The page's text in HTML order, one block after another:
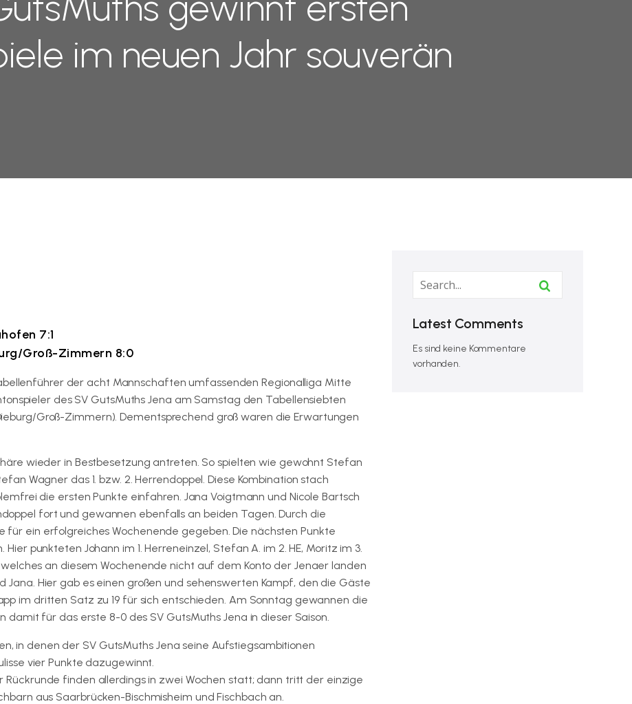
im neuen Jahr souverän
7:1
Groß-Zimmern 8:0
der acht Mannschaften umfassenden Regionalliga Mitte
des SV GutsMuths Jena am Samstag den Tabellensiebten
Groß-Zimmern). Dementsprechend groß waren die Erwartungen
wieder in Bestbesetzung antreten. So spielten wie gewohnt Stefan
Wagner das 1. bzw. 2. Herrendoppel. Diese Kombination stach
die ersten Punkte einfahren. Jana Voigtmann und Nicole Bartsch
fort und gewannen ebenfalls an beiden Tagen. Durch die
ein erfolgreiches Wochenende gegeben. Die nächsten Punkte
punkteten Johann im 1. Herreneinzel, Stefan A. im 2. HE, Moritz im 3.
welches an diesem Wochenende nicht auf dem Konto der Jenaer landen
Hier gab es einen großen und sehenswerten Kampf, den die Gäste
im dritten Satz zu 19 für sich entschieden. Am Sonntag gewannen die
damit für das erste 8-0 des SV GutsMuths Jena in dieser Saison.
in denen der SV GutsMuths Jena seine Aufstiegsambitionen
vier Punkte dazugewinnt.
finden allerdings in zwei Wochen statt; dann tritt der einzige
aus Saarbrücken-Bischmisheim und Fischbach an.
Latest Comments
Es sind keine Kommentare
vorhanden.